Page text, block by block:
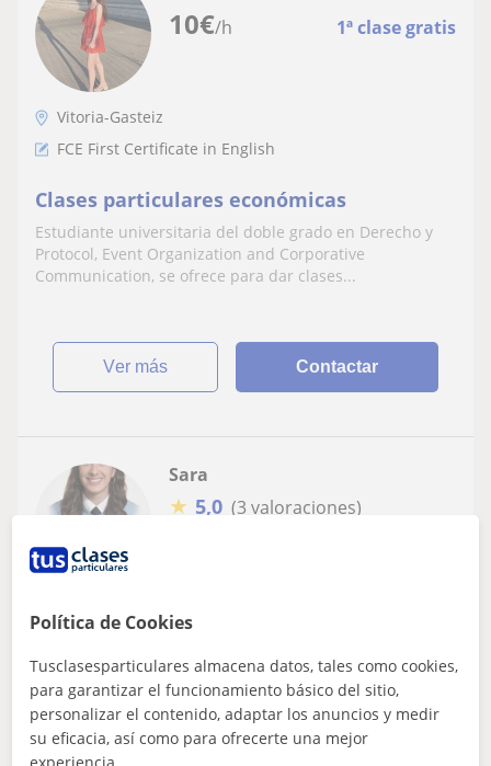
10€/h 1ª clase gratis
Vitoria-Gasteiz
FCE First Certificate in English
Clases particulares económicas
Estudiante universitaria del doble grado en Derecho y
Protocol, Event Organization and Corporative
Communication, se ofrece para dar clases...
ver más Contactar
Sara
★ 5,0 (3 valoraciones)
FCE First Certificate in English
Doy clases económicas de ingles a 10€/h
Doy clases económicas de ingles a 10€/h.
Política de Cookies
Tusclasesparticulares almacena datos, tales como cookies,
para garantizar el funcionamiento básico del sitio,
personalizar el contenido, adaptar los anuncios y medir
su eficacia, así como para ofrecerte una mejor
experiencia.